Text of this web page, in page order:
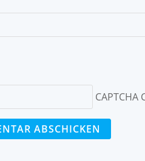
CAPTCHA